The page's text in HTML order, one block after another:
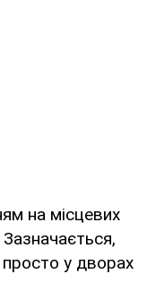
на місцевих
Зазначається,
у дворах